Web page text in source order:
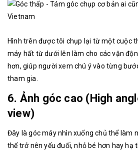
Hình trên được tôi chụp lại từ một cuộc
máy hất từ dưới lên làm cho các vận
hơn, giúp người xem chú ý vào từng
tham gia.
6. Ảnh góc cao (High
view)
Đây là góc máy nhìn xuống chủ thể làm
thể trở nên yếu đuối, nhỏ bé hơn hay hạ